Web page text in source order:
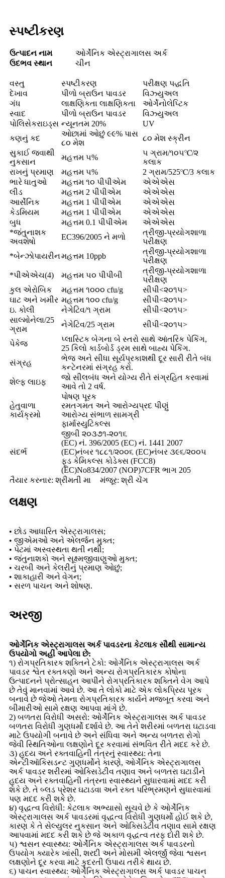
સ્પષ્ટીકરણ
ઉત્પાદન નામ
ઓર્ગેનિક એસ્ટ્રાગાલસ અર્ક
ઉદભવ સ્થાન
ચીન
વસ્તુ સ્પષ્ટીકરણ
પરીક્ષણ પદ્ધતિ
દેખાવ
પીળો બ્રાઉન પાવડર
વિઝ્યુઅલ
ગંધ
લાક્ષણિકતા લાક્ષણિકતા
ઓર્ગેનોલેપ્ટિક
સ્વાદ
પીળો બ્રાઉન પાવડર
વિઝ્યુઅલ
પોલિસેકરાઇડ્સ ન્યૂનતમ 20%
UV
કણનું કદ
ઓછામાં ઓછું ૯૯% પાસ
૮૦ મેશ
૮૦ મેશ સ્ક્રીન
સુકાઈ જવાથી
નુકસાન
મહત્તમ ૫%
૫ ગ્રામ/૧૦૫℃/૨
કલાક
રાખનું પ્રમાણ
મહત્તમ ૫%
2 ગ્રામ/525℃/3 કલાક
ભારે ધાતુઓ
મહત્તમ ૧૦ પીપીએમ
એએએસ
લીડ
મહત્તમ 2 પીપીએમ
એએએસ
આર્સેનિક
મહત્તમ 1 પીપીએમ
એએએસ
કેડમિયમ
મહત્તમ 1 પીપીએમ
એએએસ
બુધ
મહત્તમ 0.1 પીપીએમ
એએએસ
*જંતુનાશક
અવશેષો
EC396/2005 ને મળો
ત્રીજી-પ્રયોગશાળા
પરીક્ષણ
*બેન્ઝોપાયરીનમહત્તમ 10ppb
ત્રીજી-પ્રયોગશાળા
પરીક્ષણ
*પીએએચ(4)
મહત્તમ ૫૦ પીપીબી
ત્રીજી-પ્રયોગશાળા
પરીક્ષણ
કુલ એરોબિક
મહત્તમ ૧૦૦૦ cfu/g
સીપી<૨૦૧૫>
ઘાટ અને ખમીર મહત્તમ ૧૦૦ cfu/g
સીપી<૨૦૧૫>
ઇ. કોલી
નેગેટિવ/૧ ગ્રામ
સીપી<૨૦૧૫>
સાલ્મોનેલા/25
ગ્રામ
નેગેટિવ/25 ગ્રામ સીપી<૨૦૧૫>
પેકેજ
પ્લાસ્ટિક બેગના બે સ્તરો સાથે આંતરિક પેકિંગ,
25 કિલો કાર્ડબોર્ડ ડ્રમ સાથે બાહ્ય પેકિંગ.
સંગ્રહ
ભેજ અને સીધા સૂર્યપ્રકાશથી દૂર સારી રીતે બંધ
કન્ટેનરમાં સંગ્રહ કરો.
શેલ્ફ લાઇફ
જો સીલબંધ અને યોગ્ય રીતે સંગ્રહિત કરવામાં
આવે તો 2 વર્ષ.
હેતુવાળા
કાર્યક્રમો
પોષણ પૂરક
રમતગમત અને આરોગ્યપ્રદ પીણું
આરોગ્ય સંભાળ સામગ્રી
ફાર્માસ્યુટિકલ્સ
સંદર્ભ
જીબી ૨૦૩૭૧-૨૦૧૬
(EC) નં. 396/2005 (EC) નં. 1441 2007
(EC)નંબર ૧૮૮૧/૨૦૦૬ (EC)નંબર ૩૯૬/૨૦૦૫
ફૂડ કેમિકલ્સ કોડેક્સ (FCC8)
(EC)No834/2007 (NOP)7CFR ભાગ 205
તૈયાર કરનાર: શ્રીમતી મા
મંજૂર: શ્રી ચેંગ
લક્ષણ
• છોડ આધારિત એસ્ટ્રાગાલસ;
• જીએમઓ અને એલર્જન મુક્ત;
• પેટમાં અસ્વસ્થતા થતી નથી;
• જંતુનાશકો અને સૂક્ષ્મજીવાણુઓ મુક્ત;
• ચરબી અને કેલરીનું પ્રમાણ ઓછું;
• શાકાહારી અને વેગન;
• સરળ પાચન અને શોષણ.
અરજી
ઓર્ગેનિક એસ્ટ્રાગાલસ અર્ક પાવડરના કેટલાક સૌથી સામાન્ય
ઉપયોગો અહીં આપેલા છે:
૧) રોગપ્રતિકારક શક્તિને ટેકો: ઓર્ગેનિક એસ્ટ્રાગાલસ અર્ક
પાવડર શ્વેત રક્તકણો અને અન્ય રોગપ્રતિકારક કોષોના
ઉત્પાદનને પ્રોત્સાહન આપીને રોગપ્રતિકારક શક્તિને વેગ આપે
છે તેવું માનવામાં આવે છે. આ તે લોકો માટે એક લોકપ્રિય પૂરક
બનાવે છે જેઓ તેમના રોગપ્રતિકારક કાર્યને મજબૂત કરવા અને
બીમારીઓ સામે રક્ષણ આપવા માંગે છે.
2) બળતરા વિરોધી અસરો: ઓર્ગેનિક એસ્ટ્રાગાલસ અર્ક પાવડર
બળતરા વિરોધી ગુણધર્મો દર્શાવે છે. આ તેને શરીરમાં બળતરા ઘટાડવા
માટે ઉપયોગી બનાવે છે અને સંધિવા અને અન્ય બળતરા રોગો
જેવી સ્થિતિઓના લક્ષણોને દૂર કરવામાં સંભવિત રીતે મદદ કરે છે.
૩) હૃદય અને રક્તવાહિની તંત્રનું સ્વાસ્થ્ય: તેના
એન્ટીઑકિસડન્ટ ગુણધર્મોને કારણે, ઓર્ગેનિક એસ્ટ્રાગાલસ
અર્ક પાવડર શરીરમાં ઓક્સિડેટીવ તણાવ અને બળતરા ઘટાડીને
હૃદય અને રક્તવાહિની તંત્રના સ્વાસ્થ્યને સુધારવામાં મદદ કરી
શકે છે. તે બ્લડ પ્રેશર ઘટાડવા અને રક્ત પરિભ્રમણને સુધારવામાં
પણ મદદ કરી શકે છે.
૪) વૃદ્ધત્વ વિરોધી: કેટલાક અભ્યાસો સૂચવે છે કે ઓર્ગેનિક
એસ્ટ્રાગાલસ અર્ક પાવડરમાં વૃદ્ધત્વ વિરોધી ગુણધર્મો હોઈ શકે છે,
કારણ કે તે સેલ્યુલર નુકસાન અને ઓક્સિડેટીવ તણાવ સામે રક્ષણ
આપવામાં મદદ કરી શકે છે જે અકાળ વૃદ્ધત્વ તરફ દોરી શકે છે.
૫) શ્વસન સ્વાસ્થ્ય: ઓર્ગેનિક એસ્ટ્રાગાલસ અર્ક પાવડરનો
ઉપયોગ ક્યારેક ખાંસી, શરદી અને મોસમી એલર્જી જેવા શ્વસન
લક્ષણોને દૂર કરવા માટે કુદરતી ઉપાય તરીકે થાય છે.
૬) પાચન સ્વાસ્થ્ય: ઓર્ગેનિક એસ્ટ્રાગાલસ અર્ક પાવડર પાચન